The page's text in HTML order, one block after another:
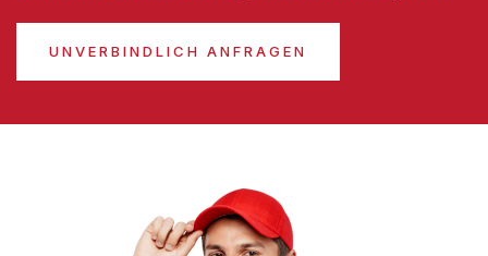
UNVERBINDLICH ANFRAGEN